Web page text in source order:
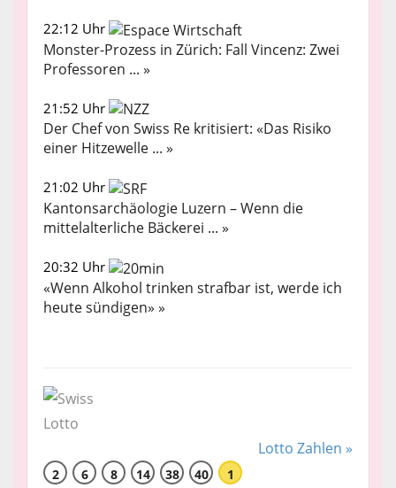
22:12 Uhr
Monster-Prozess in Zürich: Fall Vincenz: Zwei
Professoren ... »
21:52 Uhr
Der Chef von Swiss Re kritisiert: «Das Risiko
einer Hitzewelle ... »
21:02 Uhr
Kantonsarchäologie Luzern – Wenn die
mittelalterliche Bäckerei ... »
20:32 Uhr
«Wenn Alkohol trinken strafbar ist, werde ich
heute sündigen» »
Lotto Zahlen »
2 6 8 14 38 40 1